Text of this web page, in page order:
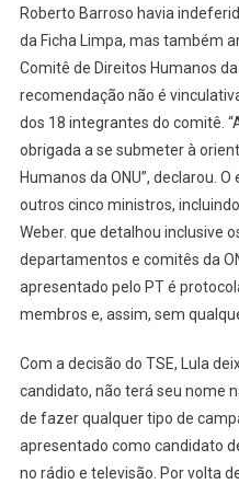
Roberto Barroso havia
da Ficha Limpa, mas também
Comitê de Direitos Humanos
recomendação não é
dos 18 integrantes do comitê.
obrigada a se submeter à
Humanos da ONU”, declarou.
outros cinco ministros,
Weber. que detalhou inclusive
departamentos e comitês da
apresentado pelo PT é
membros e, assim, sem
Com a decisão do TSE, Lula
candidato, não terá seu nome
de fazer qualquer tipo de
apresentado como candidato
no rádio e televisão. Por volta